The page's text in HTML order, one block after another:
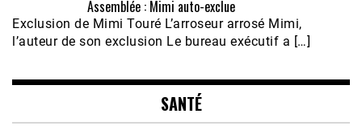
Assemblée : Mimi auto-exclue
Exclusion de Mimi Touré L’arroseur arrosé Mimi,
l’auteur de son exclusion Le bureau exécutif a […]
SANTÉ